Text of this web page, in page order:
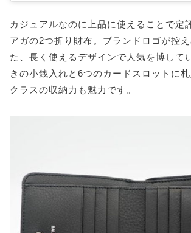
カジュアルなのに上品に使えることで定
アガの2つ折り財布。ブランドロゴが控
た、長く使えるデザインで人気を博して
きの小銭入れと6つのカードスロットに
クラスの収納力も魅力です。